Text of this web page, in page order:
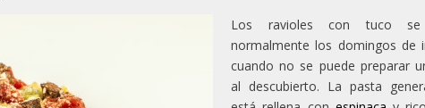
Los ravioles con tuco se
normalmente los domingos de
cuando no se puede preparar
al descubierto. La pasta